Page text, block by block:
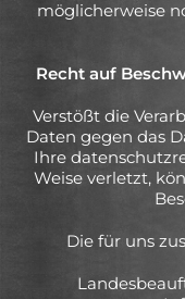
möglicherweise
Recht auf
Verstößt die
Daten gegen das
Ihre
Weise verletzt,
Die für uns